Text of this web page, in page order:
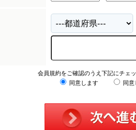
会員規約をご確認のうえ下記にチェッ
同意します
同